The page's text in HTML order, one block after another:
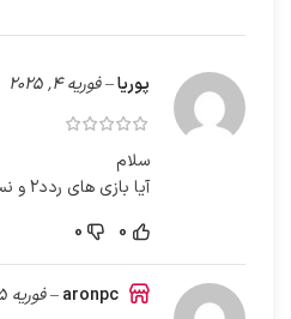
پوریا–فوریه 4, 2025
سلام
آیا بازی های ردد۲ و نسل بالا میشه بازی کرد
0
0
–فوریه 5, 2025